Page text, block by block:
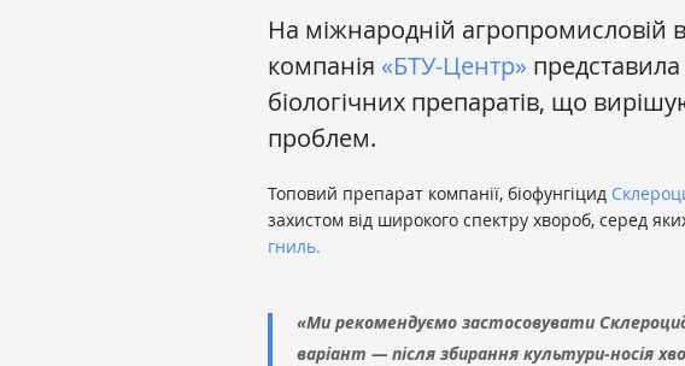
На міжнародній агропромисловій
компанія «БТУ-Центр»
біологічних препаратів, що
проблем.
Топовий препарат компанії, біофунгіцид
захистом від широкого спектру хвороб, серед
гниль.
«Ми рекомендуємо застосовувати
варіант — після збирання культури-носія